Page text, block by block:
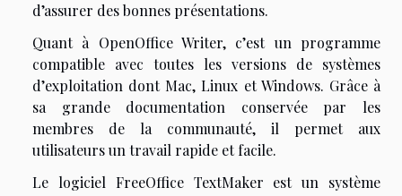
d’assurer des bonnes présentations.
Quant à OpenOffice Writer, c’est un programme
compatible avec toutes les versions de systèmes
d’exploitation dont Mac, Linux et Windows. Grâce à
sa grande documentation conservée par les
membres de la communauté, il permet aux
utilisateurs un travail rapide et facile.
Le logiciel FreeOffice TextMaker est un système